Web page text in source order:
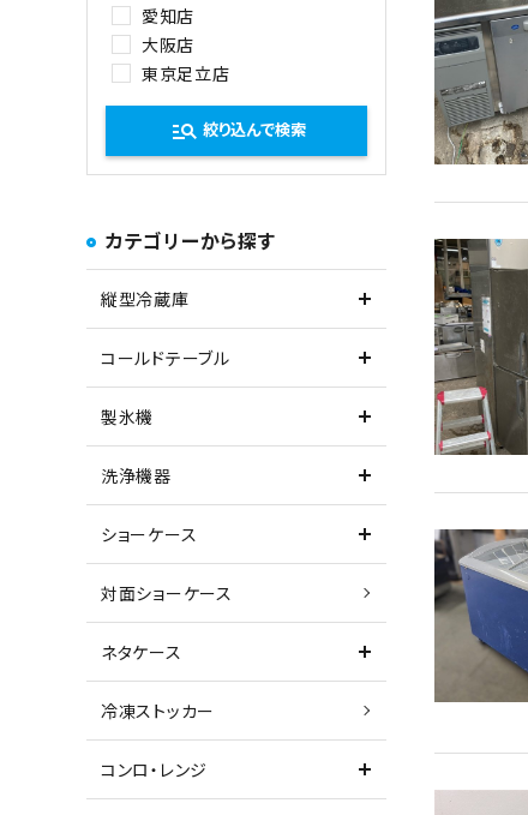
愛知店
大阪店
東京足立店
manage_search 絞り込んで検索
カテゴリーから探す
縦型冷蔵庫
コールドテーブル
製氷機
洗浄機器
ショーケース
対面ショーケース
ネタケース
冷凍ストッカー
コンロ・レンジ